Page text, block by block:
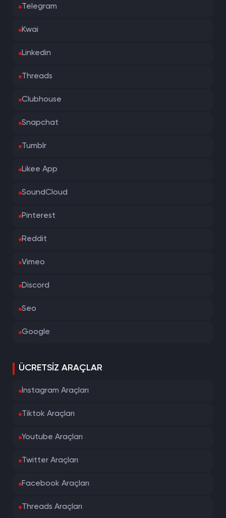
Telegram
Kwai
Linkedin
Threads
Clubhouse
Snapchat
Tumblr
Likee App
SoundCloud
Pinterest
Reddit
Vimeo
Discord
Seo
Google
ÜCRETSIZ ARAÇLAR
İnstagram Araçları
Tiktok Araçları
Youtube Araçları
Twitter Araçları
Facebook Araçları
Threads Araçları